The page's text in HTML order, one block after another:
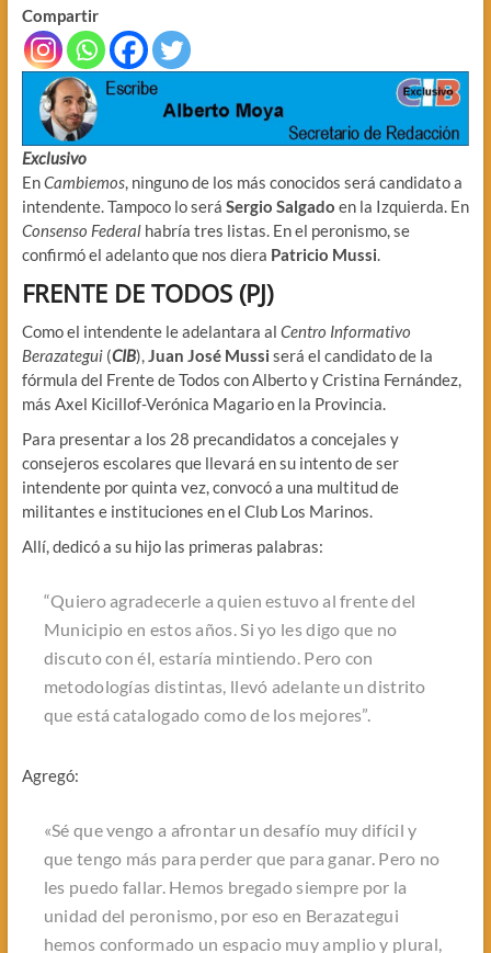
Compartir
Exclusivo
EnCambiemos, ninguno de los más conocidos será candidato a
intendente. Tampoco lo será Sergio Salgado en la Izquierda. En
Consenso Federal habría tres listas. En el peronismo, se
confirmó el adelanto que nos diera Patricio Mussi.
FRENTE DE TODOS (PJ)
Como el intendente le adelantara al Centro Informativo
Berazategui(CIB),Juan José Mussi será el candidato de la
fórmula del Frente de Todos con Alberto y Cristina Fernández,
más Axel Kicillof-Verónica Magario en la Provincia.
Para presentar a los 28 precandidatos a concejales y
consejeros escolares que llevará en su intento de ser
intendente por quinta vez, convocó a una multitud de
militantes e instituciones en el Club Los Marinos.
Allí, dedicó a su hijo las primeras palabras:
“Quiero agradecerle a quien estuvo al frente del
Municipio en estos años. Si yo les digo que no
discuto con él, estaría mintiendo. Pero con
metodologías distintas, llevó adelante un distrito
que está catalogado como de los mejores”.
Agregó:
«Sé que vengo a afrontar un desafío muy difícil y
que tengo más para perder que para ganar. Pero no
les puedo fallar. Hemos bregado siempre por la
unidad del peronismo, por eso en Berazategui
hemos conformado un espacio muy amplio y plural,